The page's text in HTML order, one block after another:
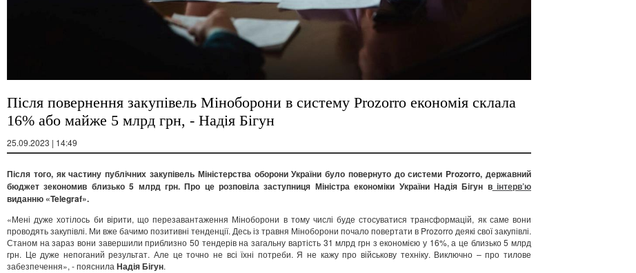
Після повернення закупівель Міноборони в систему Prozorro економія склала
16% або майже 5 млрд грн, - Надія Бігун
25.09.2023 | 14:49
Після того, як частину публічних закупівель Міністерства оборони України було повернуто до системи Prozorro, державний
бюджет зекономив близько 5 млрд грн. Про це розповіла заступниця Міністра економіки України Надія Бігун вінтерв’ю
виданню «Telegraf».
«Мені дуже хотілось би вірити, що перезавантаження Міноборони в тому числі буде стосуватися трансформацій, як саме вони
проводять закупівлі. Ми вже бачимо позитивні тенденції. Десь із травня Міноборони почало повертати в Prozorro деякі свої закупівлі.
Станом на зараз вони завершили приблизно 50 тендерів на загальну вартість 31 млрд грн з економією у 16%, а це близько 5 млрд
грн. Це дуже непоганий результат. Але це точно не всі їхні потреби. Я не кажу про військову техніку. Виключно – про тилове
забезпечення», - пояснила Надія Бігун.